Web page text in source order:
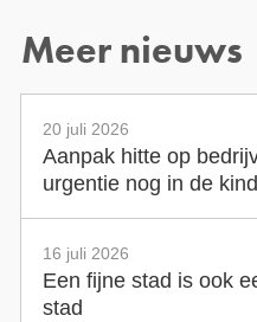
Meer nieuws
20 juli 2026
Aanpak hitte op
urgentie nog in de
16 juli 2026
Een fijne stad is ook
stad